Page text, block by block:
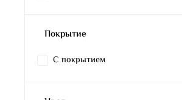
Покрытие
С покрытием